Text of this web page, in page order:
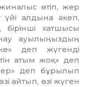
өтіп, жер
үйі алдына әкеп,
бірінші хатшысы
ауылыңыздың
деп жүгенді
атым жоқ» деп
деп бұры­лып
айтып, өзі жүген